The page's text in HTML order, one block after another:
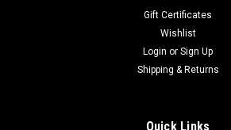
Gift Certificates
Wishlist
Login or Sign Up
Shipping & Returns
Quick Links